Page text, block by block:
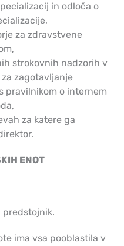
in odloča o
za zdravstvene
strokovnih nadzorih v
zagotavljanje
pravilnikom o internem
za katere ga
ENOT
predstojnik.
ima vsa pooblastila v